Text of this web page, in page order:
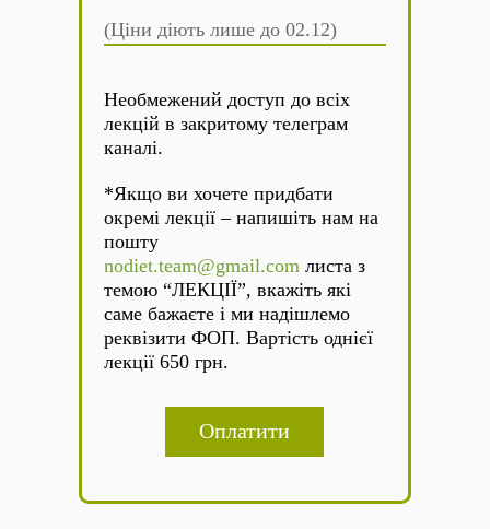
(Ціни діють лише до 02.12)
Необмежений доступ до всіх
лекцій в закритому телеграм
каналі.
*Якщо ви хочете придбати
окремі лекції – напишіть нам на
пошту
nodiet.team@gmail.comлиста з
темою “ЛЕКЦІЇ”, вкажіть які
саме бажаєте і ми надішлемо
реквізити ФОП. Вартість однієї
лекції 650 грн.
Оплатити